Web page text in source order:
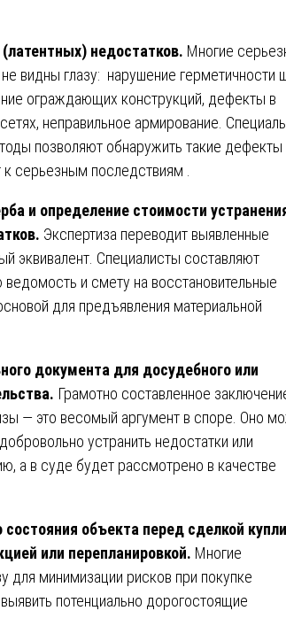
недостатков. Многие
видны глазу: нарушение герметичности
ограждающих конструкций, дефекты в
неправильное армирование.
позволяют обнаружить такие
к серьезным последствиям .
и определение стоимости
Экспертиза переводит выявленные
эквивалент. Специалисты составляют
и смету на восстановительные
для предъявления материальной
документа для досудебного или
Грамотно составленное
— это весомый аргумент в споре. Оно
устранить недостатки или
а в суде будет рассмотрено в качестве
состояния объекта перед сделкой
или перепланировкой. Многие
для минимизации рисков при покупке
потенциально дорогостоящие